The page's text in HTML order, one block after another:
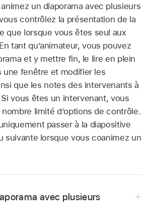
un diaporama avec plusieurs
contrôlez la présentation de la
que lorsque vous êtes seul aux
tant qu’animateur, vous pouvez
et y mettre fin, le lire en plein
une fenêtre et modifier les
que les notes des intervenants à
vous êtes un intervenant, vous
nombre limité d’options de contrôle.
passer à la diapositive
suivante lorsque vous coanimez un
avec plusieurs